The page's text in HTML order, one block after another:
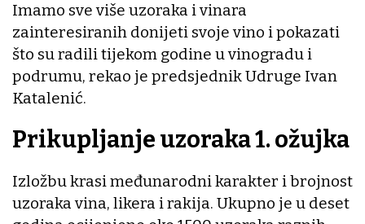
Imamo sve više uzoraka i vinara
zainteresiranih donijeti svoje vino i pokazati
što su radili tijekom godine u vinogradu i
podrumu, rekao je predsjednik Udruge Ivan
Katalenić.
Prikupljanje uzoraka 1. ožujka
Izložbu krasi međunarodni karakter i brojnost
uzoraka vina, likera i rakija. Ukupno je u deset